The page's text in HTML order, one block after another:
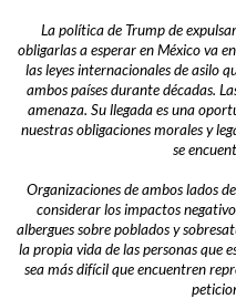
La política de Trump de
obligarlas a esperar en México va
las leyes internacionales de asilo
ambos países durante décadas.
amenaza. Su llegada es una
nuestras obligaciones morales y
se
Organizaciones de ambos lados
considerar los impactos
albergues sobre poblados y
la propia vida de las personas que
sea más difícil que encuentren